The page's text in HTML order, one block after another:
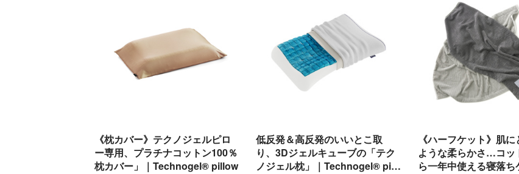
《枕カバー》テクノジェルピロ
ー専用、プラチナコットン100％
枕カバー」｜Technogel® pillow
低反発＆高反発のいいとこ取
り、3Dジェルキューブの「テク
ノジェル枕」｜Technogel® pi…
《ハーフケット》肌
ような柔らかさ…コッ
ら一年中使える寝落